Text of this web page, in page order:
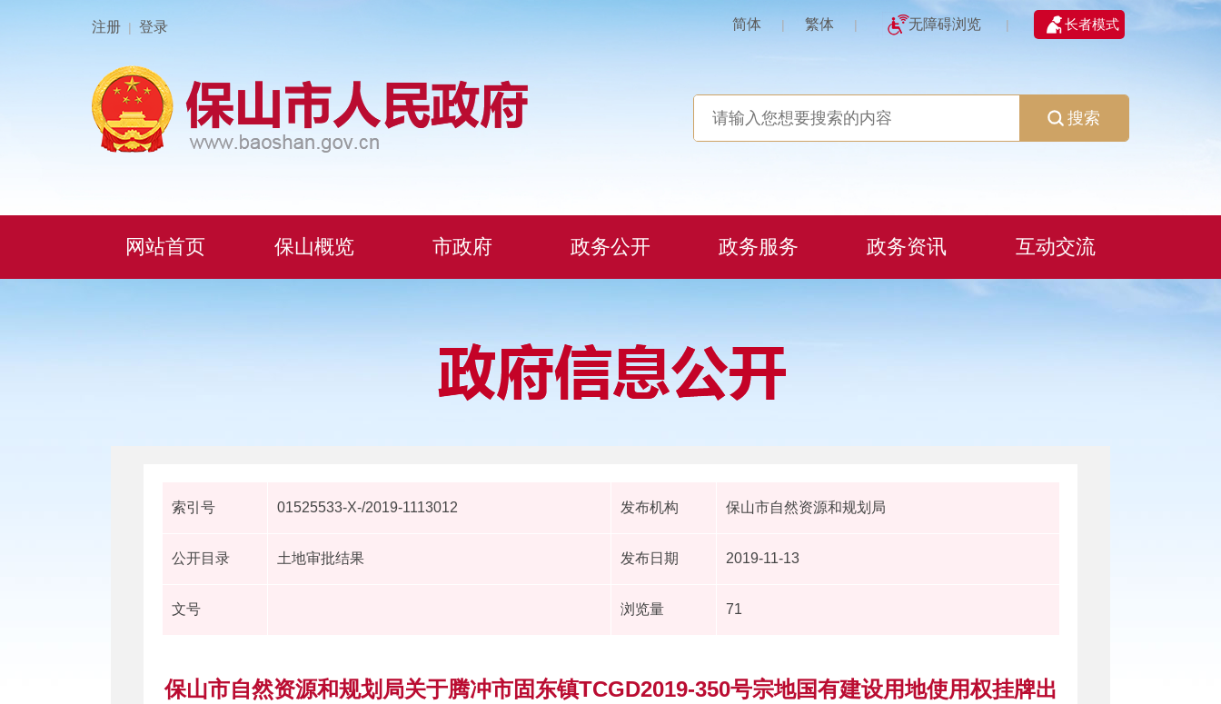
注册 | 登录 简体 | 繁体 | 无障碍浏览 | 长者模式
搜索
网站首页 保山概览 市政府 政务公开 政务服务 政务资讯 互动交流
索引号 01525533-X-/2019-1113012 发布机构 保山市自然资源和规划局
公开目录 土地审批结果 发布日期 2019-11-13
文号 浏览量 71
保山市自然资源和规划局关于腾冲市固东镇TCGD2019-350号宗地国有建设用地使用权挂牌出